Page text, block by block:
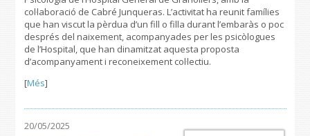
col·laboració de Cabré Junqueras. L’activitat ha reunit famílies
que han viscut la pèrdua d’un fill o filla durant l’embaràs o poc
després del naixement, acompanyades per les psicòlogues
de l’Hospital, que han dinamitzat aquesta proposta
d’acompanyament i reconeixement col·lectiu.
[Més]
20/05/2025